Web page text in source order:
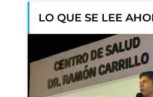
LO QUE SE LEE